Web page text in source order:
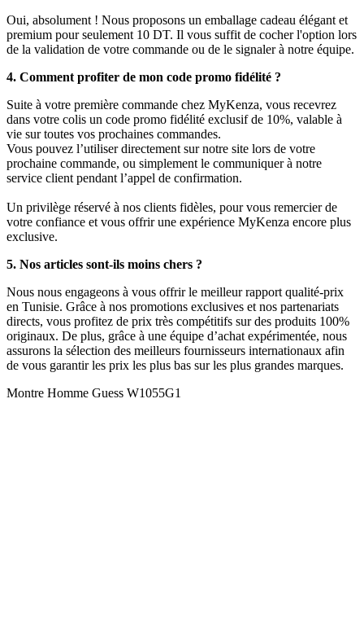
Oui, absolument ! Nous proposons un emballage cadeau élégant et
premium pour seulement 10 DT. Il vous suffit de cocher l'option lors
de la validation de votre commande ou de le signaler à notre équipe.
4. Comment profiter de mon code promo fidélité ?
Suite à votre première commande chez MyKenza, vous recevrez
dans votre colis un code promo fidélité exclusif de 10%, valable à
vie sur toutes vos prochaines commandes.
Vous pouvez l’utiliser directement sur notre site lors de votre
prochaine commande, ou simplement le communiquer à notre
service client pendant l’appel de confirmation.
Un privilège réservé à nos clients fidèles, pour vous remercier de
votre confiance et vous offrir une expérience MyKenza encore plus
exclusive.
5. Nos articles sont-ils moins chers ?
Nous nous engageons à vous offrir le meilleur rapport qualité-prix
en Tunisie. Grâce à nos promotions exclusives et nos partenariats
directs, vous profitez de prix très compétitifs sur des produits 100%
originaux. De plus, grâce à une équipe d’achat expérimentée, nous
assurons la sélection des meilleurs fournisseurs internationaux afin
de vous garantir les prix les plus bas sur les plus grandes marques.
Montre Homme Guess W1055G1